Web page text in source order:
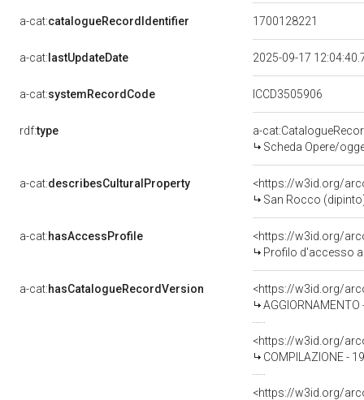
a-cat:catalogueRecordIdentifier 1700128221
a-cat: lastUpdateDate 2025-09-17
a-cat:systemRecordCode ICCD3505906
rdf:type
a-
Scheda Opere/
a-cat:describesCulturalProperty
<https://w3id.org/
San Rocco
a-cat:hasAccessProfile
<https://w3id.org/
Profilo d'accesso
a-cat:hasCatalogueRecordVersion
<https://w3id.org/
AGGIORNAMENTO
<https://w3id.org/
COMPILAZIONE -
<https://w3id.org/